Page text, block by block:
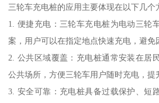
三轮车充电桩的应用主要体现在以下几个
1. 便捷充电：三轮车充电桩为电动三轮
案，用户可以在指定地点快速充电，避免
2. 公共区域覆盖：充电桩通常安装在居
公共场所，方便三轮车用户随时充电，提
3. 安全可靠：充电桩具备过载保护、短